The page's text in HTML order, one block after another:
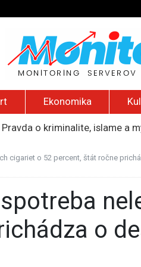
Ekonomika
o kriminalite, islame a
na pomoc farmárom,
cigariet o 52 percent, štát ročne
o